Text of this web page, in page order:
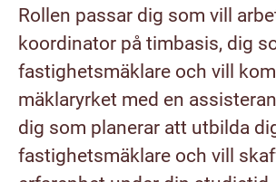
Rollen passar dig som vill
koordinator på timbasis, dig
fastighetsmäklare och vill
mäklaryrket med en
dig som planerar att utbilda
fastighetsmäklare och vill